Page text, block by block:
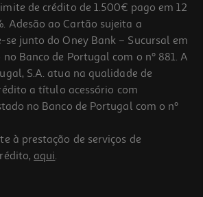
de crédito de 1.500€ pago em 12
Adesão ao Cartão sujeita a
se junto do Oney Bank – Sucursal em
Banco de Portugal com o nº 881. A
S.A. atua na qualidade de
a título acessório com
no Banco de Portugal com o nº
à prestação de serviços de
aqui.